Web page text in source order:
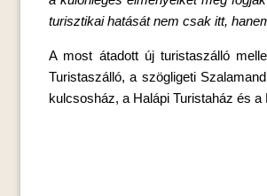
turisztikai hatását nem csak itt,
A most átadott új turistaszálló
Turistaszálló, a szögligeti
kulcsosház, a Halápi Turistaház és